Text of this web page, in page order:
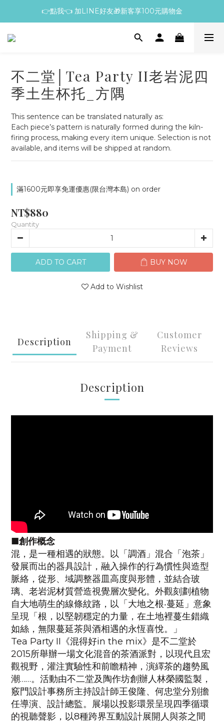
👉點我👈 加LINE好友🎁新客享100元購物金
不二堂│Tea Party II老岩泥四
季土生杯托_方隅
This sentence can be translated naturally as:
Each piece’s pattern is naturally formed during the kiln-
firing process, making every item unique. Selection is not
available, and items will be shipped at random.
滿1600元即享免運優惠(限台灣本島) on order
NT$880
Quantity
ADD TO CART BUY NOW
Add to Wishlist
Description
Shipping &
Payment
Customer
Reviews
Description
■創作概念
混，是一種相遇的狀態。以「調酒」混合「泡茶」
發展而出的器具設計，融入操作的行為慣性與造型
脈絡，從形、域調整器皿高度與形體，並結合玻
璃、老岩泥材質營造視覺層次變化。外觀刻劃植物
自大地萌生的線條紋路，以「大地之根‧蔓延」意象
呈現「根，以堅韌穩定的力量，在土地裡蔓生錯織
如絲，無限蔓延茶與酒相遇的永恆喜悅。」
Tea Party II《混得好in the mix》是不二堂於
2015所舉辦一場文化混音的茶酒派對，以現代且宏
觀視野，灌注實驗性和前瞻精神，演繹茶的趨勢風
潮……。活動由不二堂及陶作坊創辦人林榮國監製，
竅門設計事務所主持設計師王俊隆、何忠堂分別擔
任導演、設計總監。展場以投影環景呈現四季循環
的視聽聲影，以8種跨界互動設計展開人與茶之間